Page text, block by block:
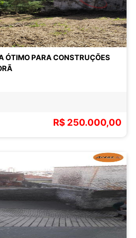
ÓTIMO PARA CONSTRUÇÕES
R$ 250.000,00